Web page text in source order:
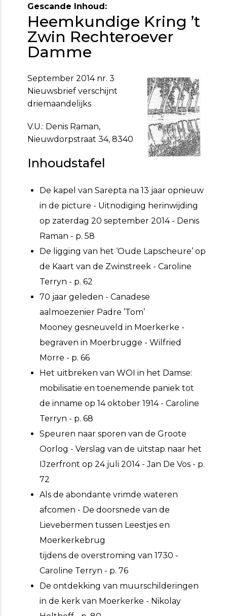
Gescande Inhoud:
Heemkundige Kring ’t
Zwin Rechteroever
Damme
September 2014 nr. 3
Nieuwsbrief verschijnt
driemaandelijks
V.U.: Denis Raman,
Nieuwdorpstraat 34, 8340
Inhoudstafel
De kapel van Sarepta na 13 jaar opnieuw
in de picture - Uitnodiging herinwijding
op zaterdag 20 september 2014 - Denis
Raman - p. 58
De ligging van het ‘Oude Lapscheure’ op
de Kaart van de Zwinstreek - Caroline
Terryn - p. 62
70 jaar geleden - Canadese
aalmoezenier Padre ’Tom’
Mooney gesneuveld in Moerkerke -
begraven in Moerbrugge - Wilfried
Morre - p. 66
Het uitbreken van WOI in het Damse:
mobilisatie en toenemende paniek tot
de inname op 14 oktober 1914 - Caroline
Terryn - p. 68
Speuren naar sporen van de Groote
Oorlog - Verslag van de uitstap naar het
IJzerfront op 24 juli 2014 - Jan De Vos - p.
72
Als de abondante vrimde wateren
afcomen - De doorsnede van de
Lievebermen tussen Leestjes en
Moerkerkebrug
tijdens de overstroming van 1730 -
Caroline Terryn - p. 76
De ontdekking van muurschilderingen
in de kerk van Moerkerke - Nikolay